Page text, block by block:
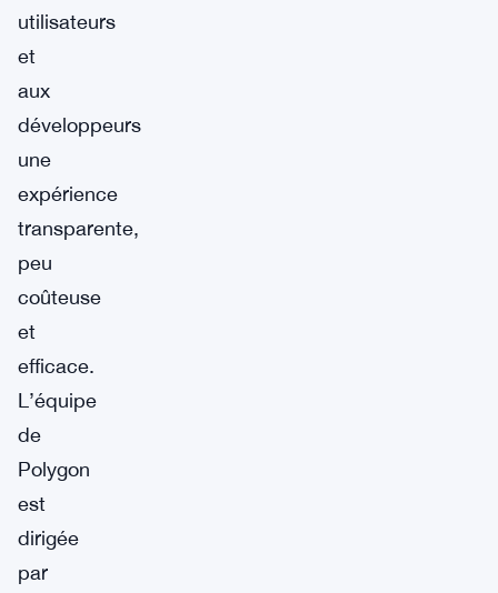
utilisateurs
et
aux
développeurs
une
expérience
transparente,
peu
coûteuse
et
efficace.
L’équipe
de
Polygon
est
dirigée
par